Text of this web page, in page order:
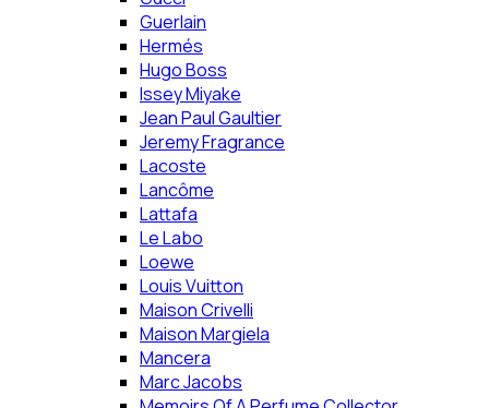
Guerlain
Hermés
Hugo Boss
Issey Miyake
Jean Paul Gaultier
Jeremy Fragrance
Lacoste
Lancôme
Lattafa
Le Labo
Loewe
Louis Vuitton
Maison Crivelli
Maison Margiela
Mancera
Marc Jacobs